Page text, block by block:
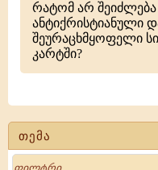
თემა
Search
რატომ არ შეიძლება
ანტიქრისტიანული
შეურაცხმყოფელი
კარტში?